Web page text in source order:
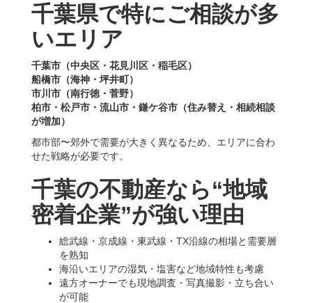
千葉県で特にご相談が多
いエリア
千葉市（中央区・花見川区・稲毛区）
船橋市（海神・坪井町）
市川市（南行徳・菅野）
柏市・松戸市・流山市・鎌ケ谷市（住み替え・相続相談
が増加）
都市部〜郊外で需要が大きく異なるため、エリアに合わ
せた戦略が必要です。
千葉の不動産なら“地域
密着企業”が強い理由
総武線・京成線・東武線・TX沿線の相場と需要層
を熟知
海沿いエリアの湿気・塩害など地域特性も考慮
遠方オーナーでも現地調査・写真撮影・立ち合い
が可能